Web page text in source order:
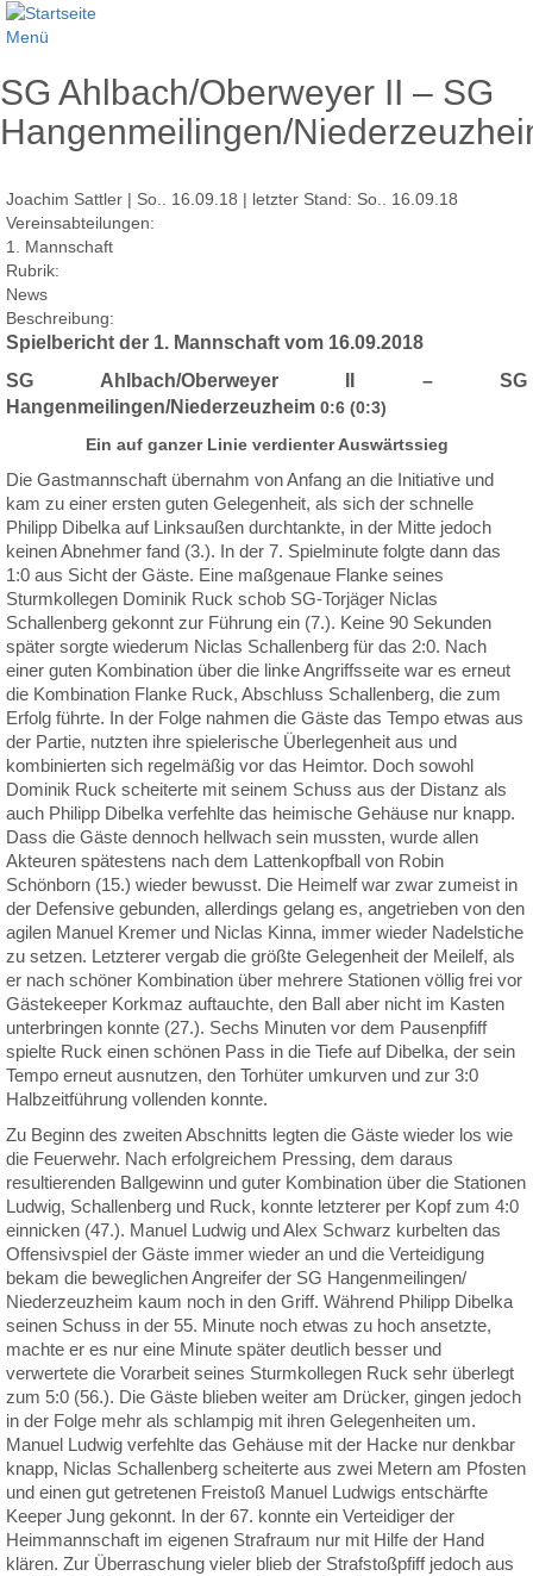
Menü
SG Ahlbach/Oberweyer II – SG
Hangenmeilingen/
Joachim Sattler | So.. 16.09.18 | letzter Stand: So.. 16.09.18
Vereinsabteilungen:
1. Mannschaft
Rubrik:
News
Beschreibung:
Spielbericht der 1. Mannschaft vom 16.09.2018
SG Ahlbach/Oberweyer II – SG
Hangenmeilingen/Niederzeuzheim 0:6 (0:3)
Ein auf ganzer Linie verdienter Auswärtssieg
Die Gastmannschaft übernahm von Anfang an die Initiative und
kam zu einer ersten guten Gelegenheit, als sich der schnelle
Philipp Dibelka auf Linksaußen durchtankte, in der Mitte jedoch
keinen Abnehmer fand (3.). In der 7. Spielminute folgte dann das
1:0 aus Sicht der Gäste. Eine maßgenaue Flanke seines
Sturmkollegen Dominik Ruck schob SG-Torjäger Niclas
Schallenberg gekonnt zur Führung ein (7.). Keine 90 Sekunden
später sorgte wiederum Niclas Schallenberg für das 2:0. Nach
einer guten Kombination über die linke Angriffsseite war es erneut
die Kombination Flanke Ruck, Abschluss Schallenberg, die zum
Erfolg führte. In der Folge nahmen die Gäste das Tempo etwas aus
der Partie, nutzten ihre spielerische Überlegenheit aus und
kombinierten sich regelmäßig vor das Heimtor. Doch sowohl
Dominik Ruck scheiterte mit seinem Schuss aus der Distanz als
auch Philipp Dibelka verfehlte das heimische Gehäuse nur knapp.
Dass die Gäste dennoch hellwach sein mussten, wurde allen
Akteuren spätestens nach dem Lattenkopfball von Robin
Schönborn (15.) wieder bewusst. Die Heimelf war zwar zumeist in
der Defensive gebunden, allerdings gelang es, angetrieben von den
agilen Manuel Kremer und Niclas Kinna, immer wieder Nadelstiche
zu setzen. Letzterer vergab die größte Gelegenheit der Meilelf, als
er nach schöner Kombination über mehrere Stationen völlig frei vor
Gästekeeper Korkmaz auftauchte, den Ball aber nicht im Kasten
unterbringen konnte (27.). Sechs Minuten vor dem Pausenpfiff
spielte Ruck einen schönen Pass in die Tiefe auf Dibelka, der sein
Tempo erneut ausnutzen, den Torhüter umkurven und zur 3:0
Halbzeitführung vollenden konnte.
Zu Beginn des zweiten Abschnitts legten die Gäste wieder los wie
die Feuerwehr. Nach erfolgreichem Pressing, dem daraus
resultierenden Ballgewinn und guter Kombination über die Stationen
Ludwig, Schallenberg und Ruck, konnte letzterer per Kopf zum 4:0
einnicken (47.). Manuel Ludwig und Alex Schwarz kurbelten das
Offensivspiel der Gäste immer wieder an und die Verteidigung
bekam die beweglichen Angreifer der SG Hangenmeilingen/
Niederzeuzheim kaum noch in den Griff. Während Philipp Dibelka
seinen Schuss in der 55. Minute noch etwas zu hoch ansetzte,
machte er es nur eine Minute später deutlich besser und
verwertete die Vorarbeit seines Sturmkollegen Ruck sehr überlegt
zum 5:0 (56.). Die Gäste blieben weiter am Drücker, gingen jedoch
in der Folge mehr als schlampig mit ihren Gelegenheiten um.
Manuel Ludwig verfehlte das Gehäuse mit der Hacke nur denkbar
knapp, Niclas Schallenberg scheiterte aus zwei Metern am Pfosten
und einen gut getretenen Freistoß Manuel Ludwigs entschärfte
Keeper Jung gekonnt. In der 67. konnte ein Verteidiger der
Heimmannschaft im eigenen Strafraum nur mit Hilfe der Hand
klären. Zur Überraschung vieler blieb der Strafstoßpfiff jedoch aus